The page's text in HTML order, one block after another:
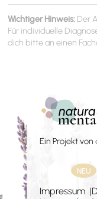
Wichtiger Hinweis: Der
Für individuelle
dich bitte an einen
Ein Projekt von
NEU
Impressum